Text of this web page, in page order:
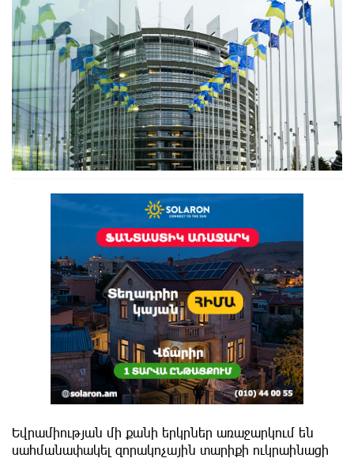
Եվրամիության մի քանի երկրներ առաջարկում են
սահմանափակել զորակոչային տարիքի ուկրաինացի